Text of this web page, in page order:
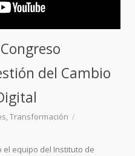
del Cambio
Transformación
el equipo del Instituto de